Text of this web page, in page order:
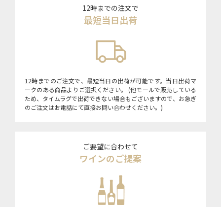
12時までの注文で
最短当日出荷
12時までのご注文で、最短当日の出荷が可能です。当日出荷マ
ークのある商品よりご選択ください。 (他モールで販売している
ため、タイムラグで出荷できない場合もございますので、お急ぎ
のご注文はお電話にて直接お問い合わせください。)
ご要望に合わせて
ワインのご提案